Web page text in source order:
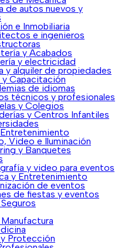
de autos nuevos y
e Inmobiliaria
e ingenieros
y Acabados
y electricidad
y alquiler de propiedades
y Capacitación
de idiomas
técnicos y profesionales
y Colegios
y Centros Infantiles
Video e Iluminación
y Banquetes
y video para eventos
y Entretenimiento
de eventos
de fiestas y eventos
Protección